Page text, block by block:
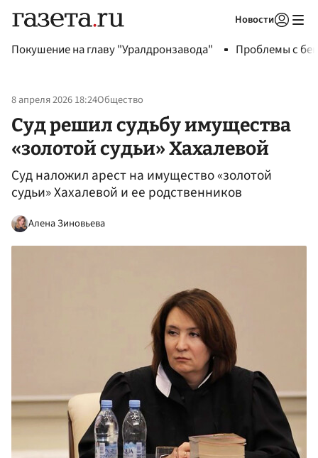
Новости
Покушение на главу "Уралдронзавода" Проблемы с
8 апреля 2026 18:24Общество
Суд решил судьбу имущества
«золотой судьи» Хахалевой
Суд наложил арест на имущество «золотой
судьи» Хахалевой и ее родственников
Алена Зиновьева